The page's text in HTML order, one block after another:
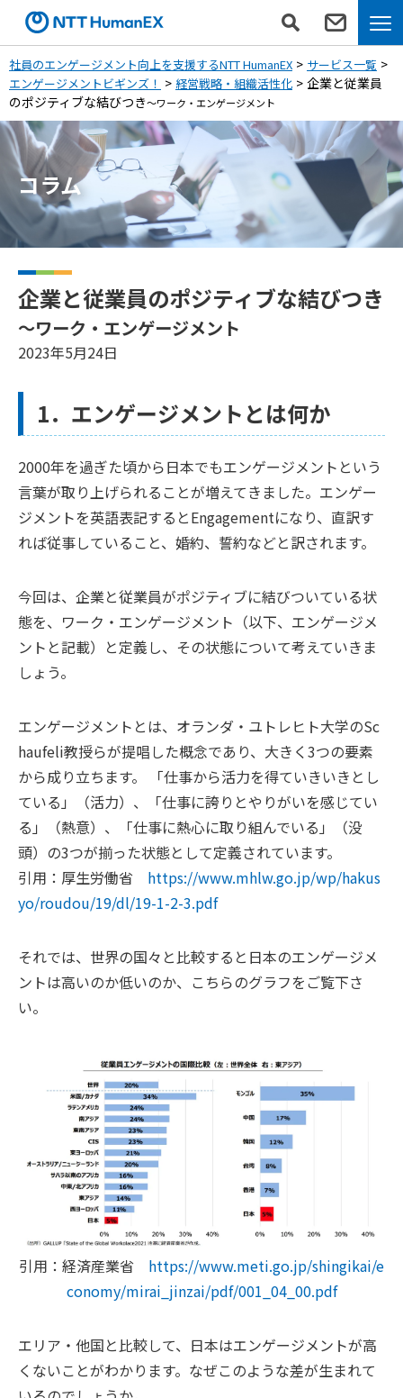
社員のエンゲージメント向上を支援するNTT HumanEX
サービス一覧
エンゲージメントビギンズ！
経営戦略・組織活性化
企業と従業員
のポジティブな結びつき～ワーク・エンゲージメント
コラム
企業と従業員のポジティブな結びつき
～ワーク・エンゲージメント
2023年5月24日
1．エンゲージメントとは何か
2000年を過ぎた頃から日本でもエンゲージメントという
言葉が取り上げられることが増えてきました。エンゲー
ジメントを英語表記するとEngagementになり、直訳す
れば従事していること、婚約、誓約などと訳されます。
今回は、企業と従業員がポジティブに結びついている状
態を、ワーク・エンゲージメント（以下、エンゲージメ
ントと記載）と定義し、その状態について考えていきま
しょう。
エンゲージメントとは、オランダ・ユトレヒト大学のSc
haufeli教授らが提唱した概念であり、大きく3つの要素
から成り立ちます。 「仕事から活力を得ていきいきとし
ている」（活力）、「仕事に誇りとやりがいを感じてい
る」（熱意）、「仕事に熱心に取り組んでいる」（没
頭）の3つが揃った状態として定義されています。
引用：厚生労働省 https://www.mhlw.go.jp/wp/hakus
yo/roudou/19/dl/19-1-2-3.pdf
それでは、世界の国々と比較すると日本のエンゲージメ
ントは高いのか低いのか、こちらのグラフをご覧下さ
い。
引用：経済産業省 https://www.meti.go.jp/shingikai/e
conomy/mirai_jinzai/pdf/001_04_00.pdf
エリア・他国と比較して、日本はエンゲージメントが高
くないことがわかります。なぜこのような差が生まれて